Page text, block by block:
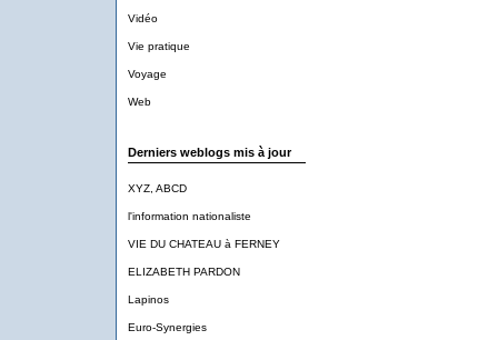
Vidéo
Vie pratique
Voyage
Web
Derniers weblogs mis à jour
XYZ, ABCD
l'information nationaliste
VIE DU CHATEAU à FERNEY
ELIZABETH PARDON
Lapinos
Euro-Synergies